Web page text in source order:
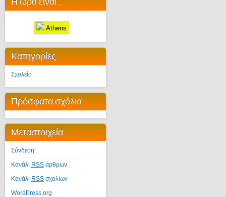
Athens
Κατηγορίες
Σχολείο
Πρόσφατα σχόλια
Μεταστοιχεία
Σύνδεση
Κανάλι RSS άρθρων
Κανάλι RSS σχολίων
WordPress.org